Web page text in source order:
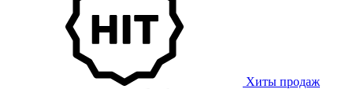
Хиты продаж